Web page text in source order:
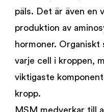
päls. Det är även en
produktion av
hormoner. Organiskt
varje cell i kroppen,
viktigaste
kropp.
MSM medverkar till